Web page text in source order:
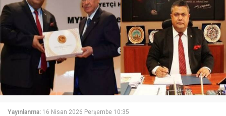
Yayınlanma: 16 Nisan 2026 Perşembe 10:35